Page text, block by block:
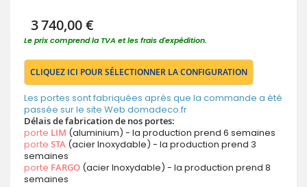
3 740,00 €
Le prix comprend la TVA et les frais d'expédition.
CLIQUEZ ICI POUR SÉLECTIONNER LA CONFIGURATION
Les portes sont fabriquées après que la commande a été
passée sur le site Web domadeco.fr
Délais de fabrication de nos portes:
porte LIM (aluminium) - la production prend 6 semaines
porte STA (acier Inoxydable) - la production prend 3
semaines
porte FARGO (acier Inoxydable) - la production prend 8
semaines